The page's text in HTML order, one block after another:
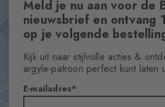
Eigenschappen
Geslacht
Pattern
Meld je nu aan voor de
nieuwsbrief en ontvang
op je volgende
Kijk uit naar stijlvolle acties &
argyle-patroon perfect kunt laten
E-mailadres